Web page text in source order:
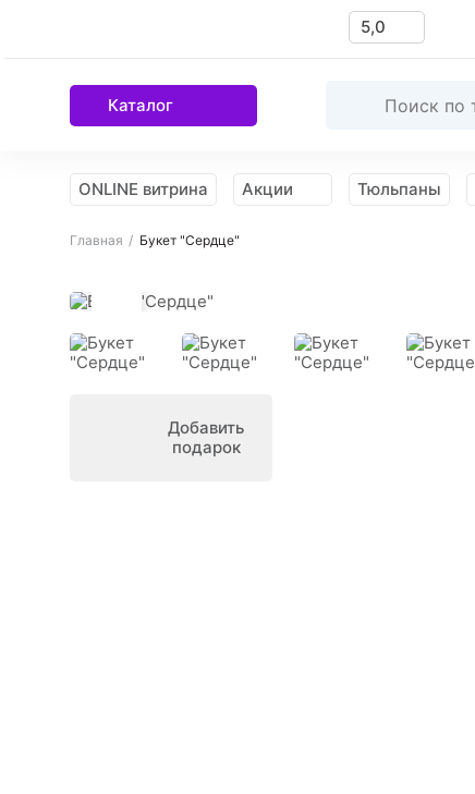
5,0
Каталог
ONLINE витрина Акции Тюльпаны
Главная Букет "Сердце"
Намекнуть
о подарке
Добавить
подарок